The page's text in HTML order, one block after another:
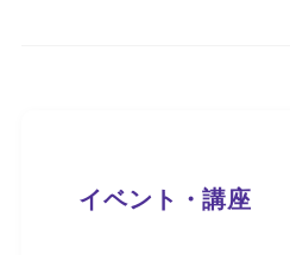
イベント・講座